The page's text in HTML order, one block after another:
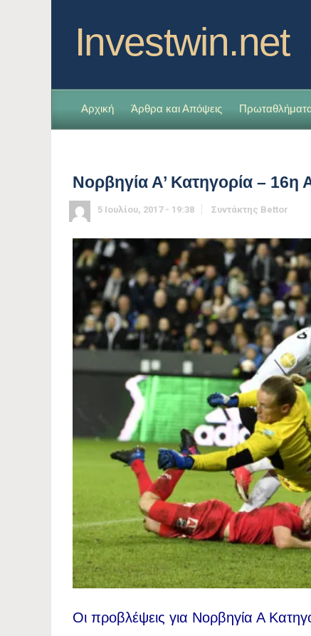
Investwin.net
Αρχική Άρθρα και Απόψεις
Νορβηγία Α’ Κατηγορία – 16η
5 Ιουλίου, 2017 - 19:38 Συντάκτης Bettor
Οι προβλέψεις για Νορβηγία Α